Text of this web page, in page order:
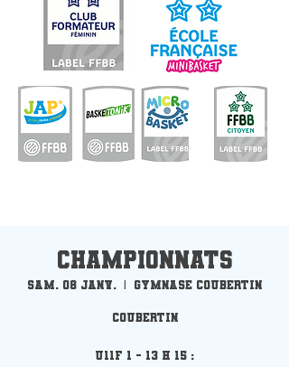
Championnats
sam. 08 janv. Gymnase Coubertin
Coubertin
U11F 1 - 13 h 15 :